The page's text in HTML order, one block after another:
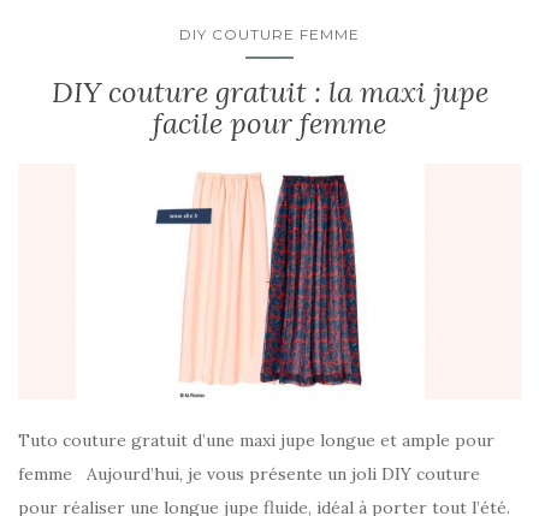
DIY COUTURE FEMME
DIY couture gratuit : la maxi jupe
facile pour femme
Tuto couture gratuit d’une maxi jupe longue et ample pour
femme Aujourd’hui, je vous présente un joli DIY couture
pour réaliser une longue jupe fluide, idéal à porter tout l’été.